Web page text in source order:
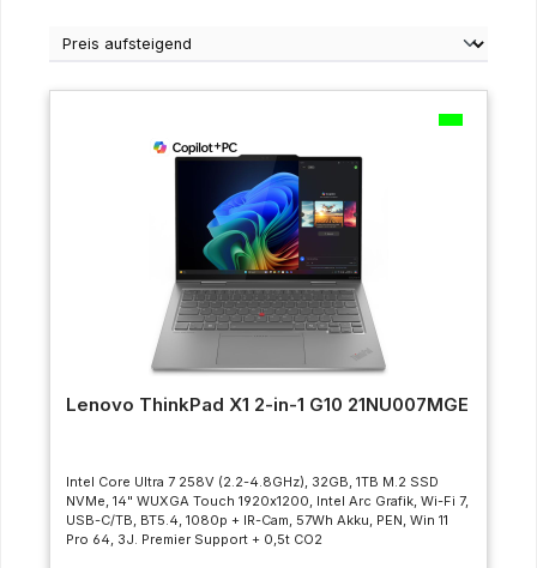
Lenovo ThinkPad X1 2-in-1 G10 21NU007MGE
Intel Core Ultra 7 258V (2.2-4.8GHz), 32GB, 1TB M.2 SSD
NVMe, 14" WUXGA Touch 1920x1200, Intel Arc Grafik, Wi-Fi 7,
USB-C/TB, BT5.4, 1080p + IR-Cam, 57Wh Akku, PEN, Win 11
Pro 64, 3J. Premier Support + 0,5t CO2